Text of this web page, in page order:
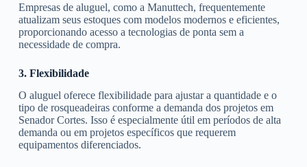
Empresas de aluguel, como a Manuttech, frequentemente
atualizam seus estoques com modelos modernos e eficientes,
proporcionando acesso a tecnologias de ponta sem a
necessidade de compra.
3. Flexibilidade
O aluguel oferece flexibilidade para ajustar a quantidade e o
tipo de rosqueadeiras conforme a demanda dos projetos em
Senador Cortes. Isso é especialmente útil em períodos de alta
demanda ou em projetos específicos que requerem
equipamentos diferenciados.